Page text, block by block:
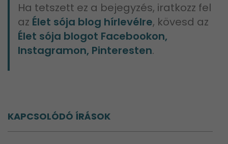
Ha tetszett ez a bejegyzés, iratkozz fel
az Élet sója blog hírlevélre, kövesd az
Élet sója blogot Facebookon,
Instagramon, Pinteresten.
KAPCSOLÓDÓ ÍRÁSOK